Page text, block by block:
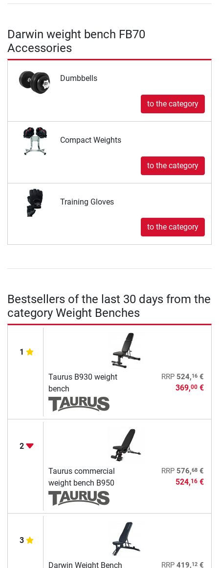
Darwin weight bench FB70
Accessories
Dumbbells
to the category
Compact Weights
to the category
Training Gloves
to the category
Bestsellers of the last 30 days from the
category Weight Benches
1
Taurus B930 weight
bench
RRP 524,16€
369,00€
2
Taurus commercial
weight bench B950
RRP 576,68€
524,16€
3
Darwin Weight Bench RRP 419,12€